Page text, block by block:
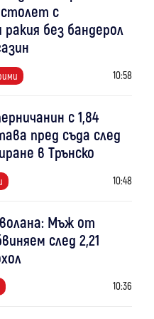
с
ракия без бандерол
10:58
с 1,84
пред съда след
в Трънско
10:48
Мъж от
след 2,21
10:36